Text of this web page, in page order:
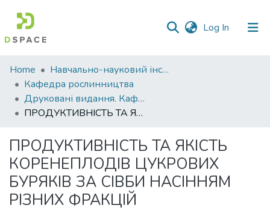
Log In (current)
Communities
&
Collections
All of DSpace
Statistics
Home
Навчально-науковий інститут агротехнологій, селекції та екології
Кафедра рослинництва
Друковані видання. Кафедра рослинництва
ПРОДУКТИВНІСТЬ ТА ЯКІСТЬ КОРЕНЕПЛОДІВ ЦУКРОВИХ БУРЯКІВ ЗА СІВБИ НАСІННЯМ РІЗНИХ ФРАКЦІЙ
ПРОДУКТИВНІСТЬ ТА ЯКІСТЬ
КОРЕНЕПЛОДІВ ЦУКРОВИХ
БУРЯКІВ ЗА СІВБИ НАСІННЯМ
РІЗНИХ ФРАКЦІЙ